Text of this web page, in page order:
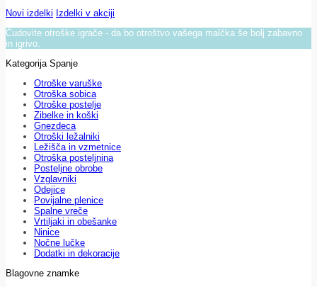
Novi izdelki Izdelki v akciji
Čudovite otroške igrače - da bo otroštvo vašega malčka še bolj zabavno
in igrivo.
Kategorija Spanje
Otroške varuške
Otroška sobica
Otroške postelje
Zibelke in koški
Gnezdeca
Otroški ležalniki
Ležišča in vzmetnice
Otroška posteljnina
Posteljne obrobe
Vzglavniki
Odejice
Povijalne plenice
Spalne vreče
Vrtiljaki in obešanke
Ninice
Nočne lučke
Dodatki in dekoracije
Blagovne znamke